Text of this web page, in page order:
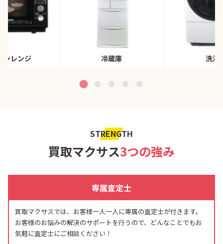
ンレンジ 冷蔵庫 洗濯
STRENGTH
買取マクサス3つの強み
専属査定士
買取マクサスでは、お客様一人一人に専属の査定士が付きます。
お客様のお悩みの解決のサポートを行うので、どんなことでもお
気軽に査定士にご相談ください！